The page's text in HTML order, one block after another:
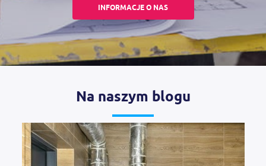
INFORMACJE O NAS
Na naszym blogu